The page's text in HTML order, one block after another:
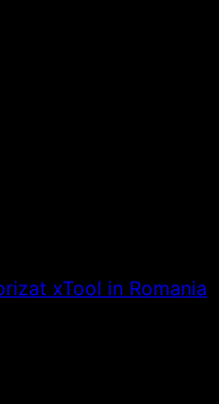
xTool in Romania